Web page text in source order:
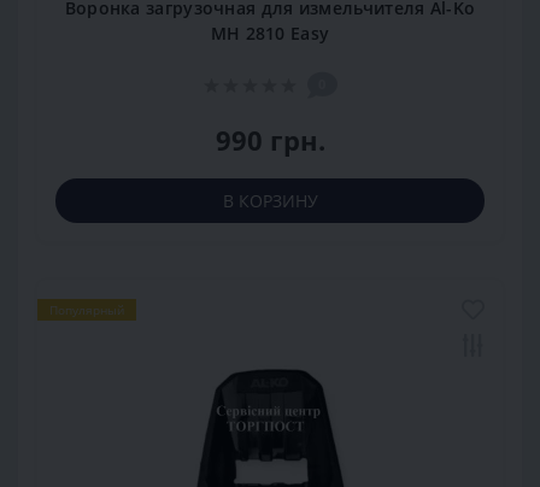
Воронка загрузочная для измельчителя Al-Ko
MH 2810 Easy
990 грн.
В КОРЗИНУ
Популярный